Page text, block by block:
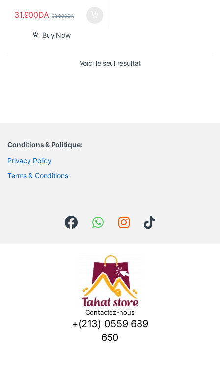
31.900DA 32.900DA
Buy Now
Voici le seul résultat
Conditions & Politique:
Privacy Policy
Terms & Conditions
Contactez-nous
+(213) 0559 689
650